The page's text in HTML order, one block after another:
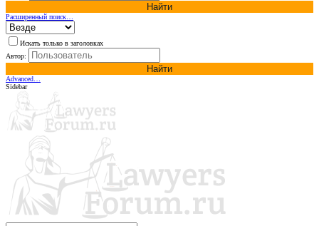
Найти
Расширенный поиск…
Искать только в заголовках
Автор:
Найти
Advanced…
Sidebar